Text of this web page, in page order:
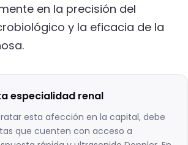
en la precisión del
y la eficacia de la
especialidad renal
esta afección en la capital, debe
que cuenten con acceso a